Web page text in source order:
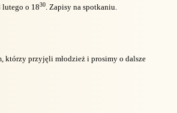
lutego o 1830 . Zapisy na spotkaniu.
którzy przyjęli młodzież i prosimy o dalsze